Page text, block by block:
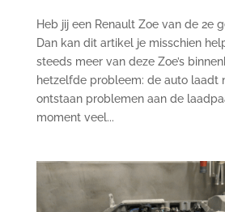
Heb jij een Renault Zoe van de 2e
Dan kan dit artikel je misschien
steeds meer van deze Zoe’s
hetzelfde probleem: de auto laadt
ontstaan problemen aan de
moment veel...